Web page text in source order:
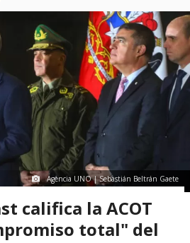
Agencia UNO | Sebastián Beltrán Gaete
califica la ACOT
total" del